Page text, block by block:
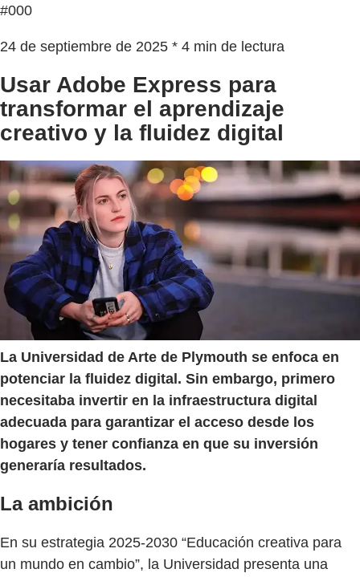
#000
24 de septiembre de 2025 * 4 min de lectura
Usar Adobe Express para
transformar el aprendizaje
creativo y la fluidez digital
La Universidad de Arte de Plymouth se enfoca en
potenciar la fluidez digital. Sin embargo, primero
necesitaba invertir en la infraestructura digital
adecuada para garantizar el acceso desde los
hogares y tener confianza en que su inversión
generaría resultados.
La ambición
En su estrategia 2025-2030 “Educación creativa para
un mundo en cambio”, la Universidad presenta una